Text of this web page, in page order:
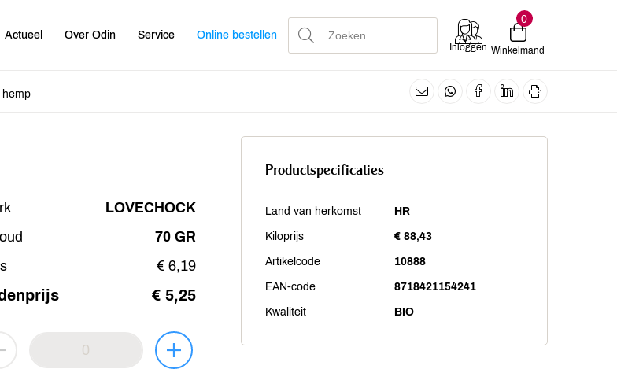
Actueel Over Odin Service Online bestellen
Inloggen
0
Winkelmand
hemp
LOVECHOCK
70 GR
€ 6,19
€ 5,25
Productspecificaties
Land van herkomst HR
Kiloprijs € 88,43
Artikelcode 10888
EAN-code 8718421154241
Kwaliteit BIO